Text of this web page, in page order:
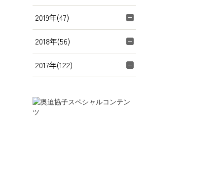
2019年(47)
2018年(56)
2017年(122)